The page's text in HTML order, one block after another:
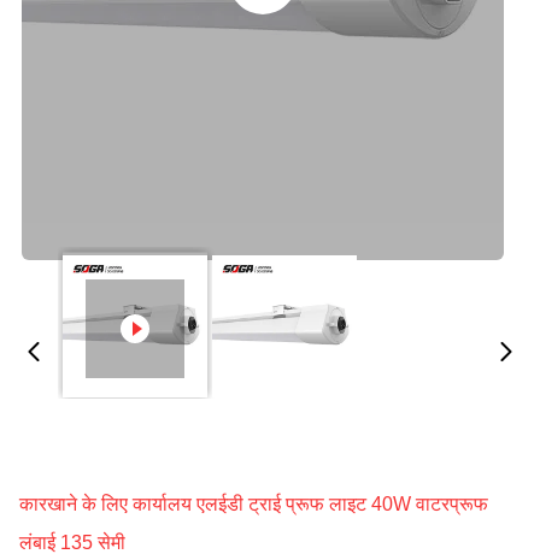
कारखाने के लिए कार्यालय एलईडी ट्राई प्रूफ लाइट 40W वाटरप्रूफ
लंबाई 135 सेमी